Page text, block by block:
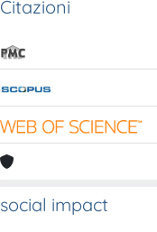
Citazioni
social impact